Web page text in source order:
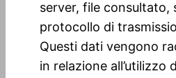
server, file consultato,
protocollo di
Questi dati vengono
in relazione